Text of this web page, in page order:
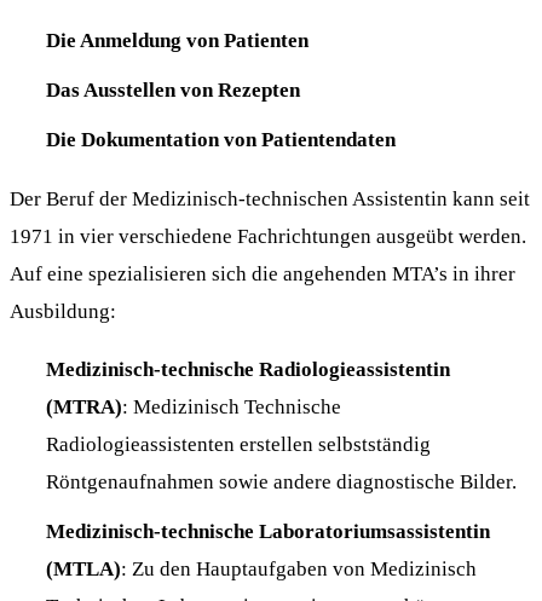
Die Anmeldung von Patienten
Das Ausstellen von Rezepten
Die Dokumentation von Patientendaten
Der Beruf der Medizinisch-technischen Assistentin kann seit
1971 in vier verschiedene Fachrichtungen ausgeübt werden.
Auf eine spezialisieren sich die angehenden MTA’s in ihrer
Ausbildung:
Medizinisch-technische Radiologieassistentin
(MTRA): Medizinisch Technische
Radiologieassistenten erstellen selbstständig
Röntgenaufnahmen sowie andere diagnostische Bilder.
Medizinisch-technische Laboratoriumsassistentin
(MTLA): Zu den Hauptaufgaben von Medizinisch